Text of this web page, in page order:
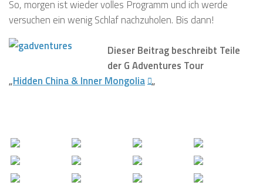
So, morgen ist wieder volles Programm und ich werde
versuchen ein wenig Schlaf nachzuholen. Bis dann!
Dieser Beitrag beschreibt Teile
der G Adventures Tour
„Hidden China & Inner Mongolia „